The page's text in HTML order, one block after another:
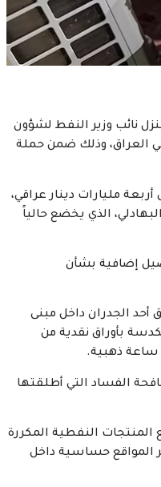
مخبأة داخل جدران منزل نائب وزير النفط لشؤون
العراق، وذلك ضمن حملة
دولار أمريكي إضافة إلى أربعة مليارات دينار عراقي،
الذي يخضع حالياً
إضافية بشأن
الجدران داخل مبنى
بأوراق نقدية من
ساعة ذهبية.
الفساد التي أطلقتها
النفطية المكررة
المواقع حساسية داخل